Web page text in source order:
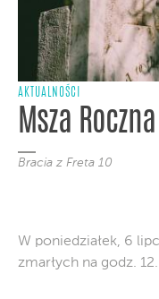
AKTUALNOŚCI
Msza Roczna
Bracia z Freta 10
W poniedziałek, 6
zmarłych na godz.